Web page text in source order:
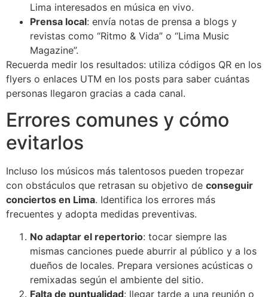
Lima interesados en música en vivo.
Prensa local: envía notas de prensa a blogs y
revistas como “Ritmo & Vida” o “Lima Music
Magazine”.
Recuerda medir los resultados: utiliza códigos QR en los
flyers o enlaces UTM en los posts para saber cuántas
personas llegaron gracias a cada canal.
Errores comunes y cómo
evitarlos
Incluso los músicos más talentosos pueden tropezar
con obstáculos que retrasan su objetivo de conseguir
conciertos en Lima. Identifica los errores más
frecuentes y adopta medidas preventivas.
No adaptar el repertorio: tocar siempre las
mismas canciones puede aburrir al público y a los
dueños de locales. Prepara versiones acústicas o
remixadas según el ambiente del sitio.
Falta de puntualidad: llegar tarde a una reunión o